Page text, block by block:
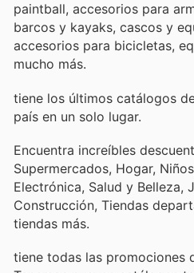
paintball, accesorios para
barcos y kayaks, cascos y
accesorios para bicicletas,
mucho más.
tiene los últimos catálogos
país en un solo lugar.
Encuentra increíbles
Supermercados, Hogar,
Electrónica, Salud y Belleza,
Construcción, Tiendas
tiendas más.
tiene todas las promociones